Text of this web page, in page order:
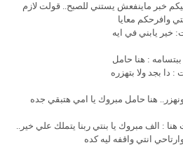
خبر ماينفعش يستني للصبح.. قولت لازم
وافرحكم معايا
خير يابني في ايه
: هنا حامل
: دا بجد ولا بتهزره
هنا حامل مبروك يا امي هتبقي جده
: الف مبروك يا بنتي ربنا يتملك علي خير..
انتي واقفه ليه كده